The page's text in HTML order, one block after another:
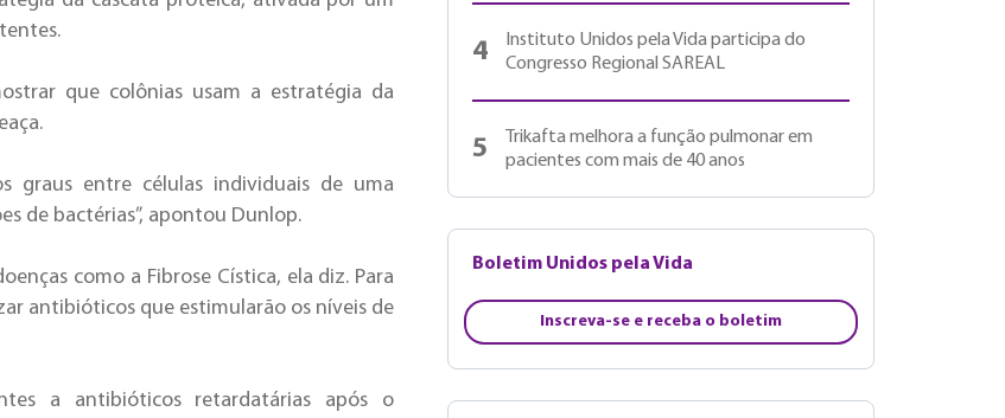
que colônias usam a estratégia da
graus entre células individuais de uma
de bactérias”, apontou Dunlop.
como a Fibrose Cística, ela diz. Para
antibióticos que estimularão os níveis de
a antibióticos retardatárias após o
4
Instituto Unidos pela Vida participa do
Congresso Regional SAREAL
5
Trikafta melhora a função pulmonar em
pacientes com mais de 40 anos
Boletim Unidos pela Vida
Inscreva-se e receba o boletim